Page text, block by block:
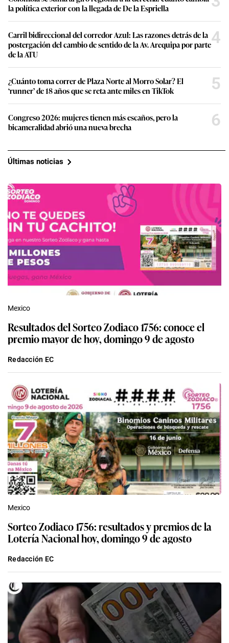
la política exterior con la llegada de De la Espriella
Carril bidireccional del corredor Azul: Las razones detrás de la
postergación del cambio de sentido de la Av. Arequipa por parte
de la ATU
4
¿Cuánto toma correr de Plaza Norte al Morro Solar? El
‘runner’ de 18 años que se reta ante miles en TikTok
5
Congreso 2026: mujeres tienen más escaños, pero la
bicameralidad abrió una nueva brecha
6
Últimas noticias
Mexico
Resultados del Sorteo Zodiaco 1756: conoce el
premio mayor de hoy, domingo 9 de agosto
Redacción EC
Mexico
Sorteo Zodiaco 1756: resultados y premios de la
Lotería Nacional hoy, domingo 9 de agosto
Redacción EC